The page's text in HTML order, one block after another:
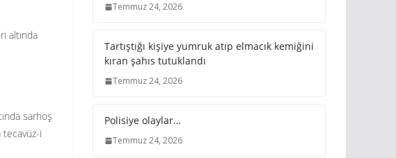
altında
sarhoş
tecavüz-i
Temmuz 24, 2026
Tartıştığı kişiye yumruk atıp elmacık kemiğini
kıran şahıs tutuklandı
Temmuz 24, 2026
Polisiye olaylar…
Temmuz 24, 2026